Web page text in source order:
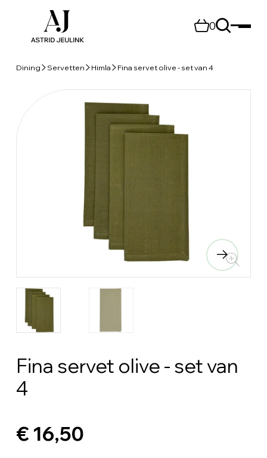
0
Dining Servetten Himla Fina servet olive - set van 4
Fina servet olive - set van
4
€ 16,50